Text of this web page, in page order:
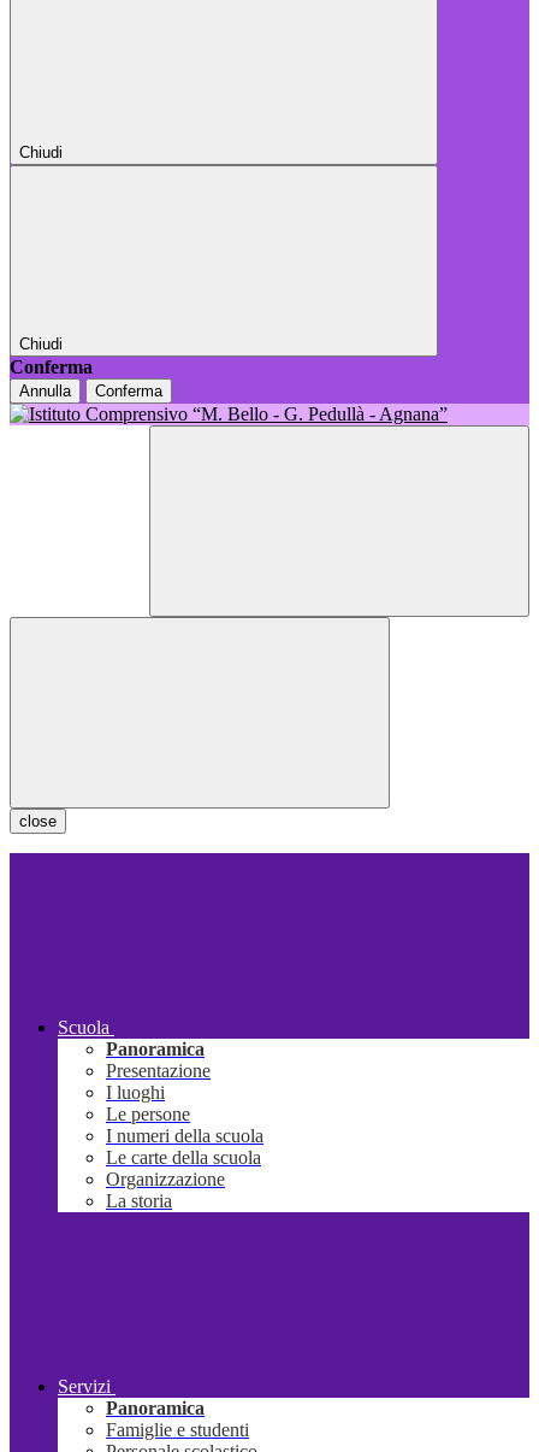
Chiudi
Chiudi
Conferma
Annulla Conferma
close
Scuola
Panoramica
Presentazione
I luoghi
Le persone
I numeri della scuola
Le carte della scuola
Organizzazione
La storia
Servizi
Panoramica
Famiglie e studenti